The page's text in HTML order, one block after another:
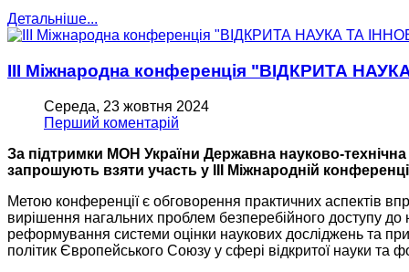
Детальніше...
ІІІ Міжнародна конференція "ВІДКРИТА
Середа, 23 жовтня 2024
Перший коментарій
За підтримки МОН України Державна науково-технічна
запрошують взяти участь у III Міжнародній
Метою конференції є обговорення практичних аспектів
вирішення нагальних проблем безперебійного доступу до
реформування системи оцінки наукових досліджень та
політик Європейського Союзу у сфері відкритої науки та